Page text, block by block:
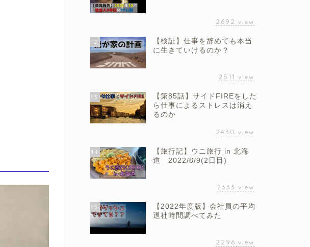
2692 view
12
【検証】仕事を辞めても本当
に生きていけるのか？
2511 view
13
【第85話】サイドFIREをした
ら仕事によるストレスは消え
るのか
2430 view
14
【旅行記】ウニ旅行 in 北海
道 2022/8/9(2日目)
2333 view
15
【2022年度版】会社員の平均
退社時間調べてみた
2296 view